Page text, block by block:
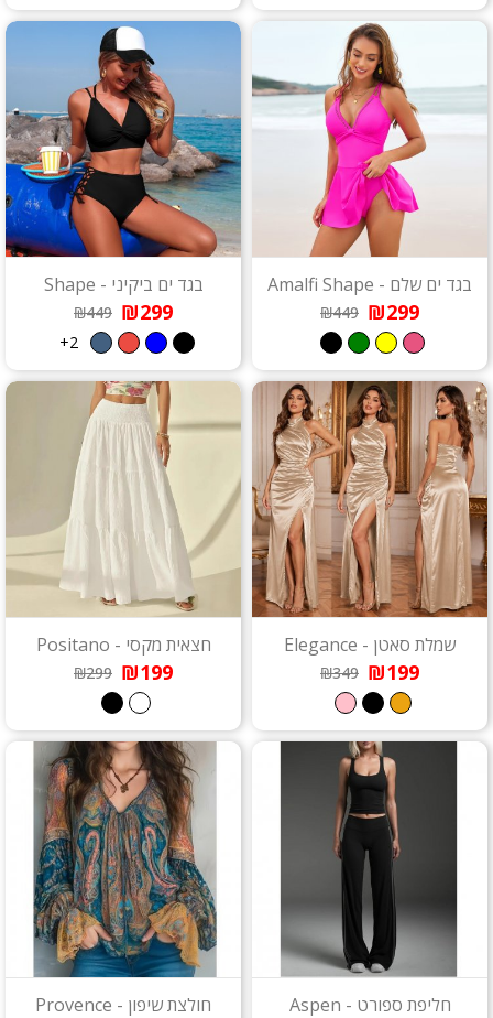
בגד ים שלם - Amalfi Shape
₪299
₪449
בגד ים ביקיני - Shape
₪299
₪449
2+
שמלת סאטן - Elegance
₪199
₪349
חצאית מקסי - Positano
₪199
₪299
חליפת ספורט - Aspen חולצת שיפון - Provence